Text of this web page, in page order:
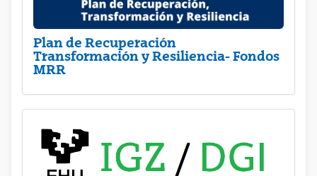
Plan de Recuperación
Transformación y Resiliencia- Fondos
MRR